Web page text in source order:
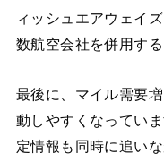
ィッシュエアウェイ
数航空会社を併用す
最後に、マイル需要
動しやすくなってい
定情報も同時に追い